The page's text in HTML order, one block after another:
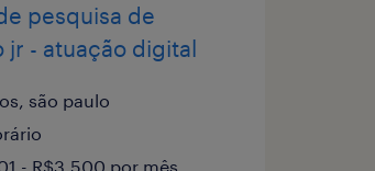
pesquisa de
jr - atuação digital
são paulo
- R$3,500 por mês